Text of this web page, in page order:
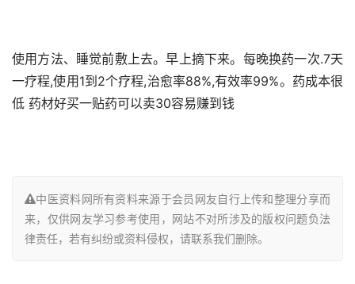
使用方法、睡觉前敷上去。早上摘下来。每晚换药一次.7天
一疗程,使用1到2个疗程,治愈率88%,有效率99%。药成本很
低 药材好买一贴药可以卖30容易赚到钱
中医资料网所有资料来源于会员网友自行上传和整理分享而
来，仅供网友学习参考使用，网站不对所涉及的版权问题负法
律责任，若有纠纷或资料侵权，请联系我们删除。